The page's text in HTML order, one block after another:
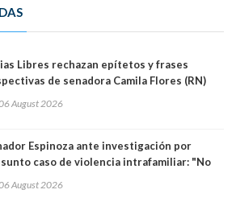
Libres rechazan epítetos y frases
de senadora Camila Flores (RN)
August 2026
Espinoza ante investigación por
caso de violencia intrafamiliar: "No
a Tribunal Supremo
August 2026